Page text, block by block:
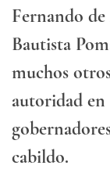
Fernando
Bautista
muchos
autoridad en
cabildo.